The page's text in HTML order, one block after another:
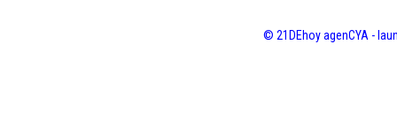
© 21DEhoy agenCYA -